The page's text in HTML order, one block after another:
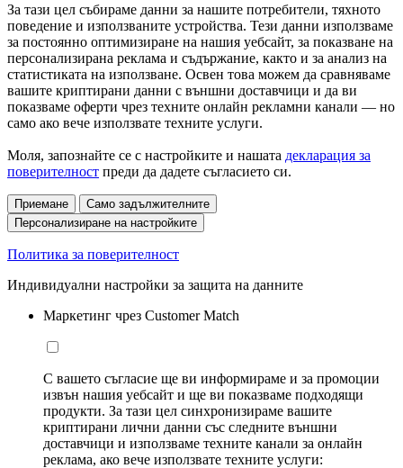
За тази цел събираме данни за нашите потребители, тяхното
поведение и използваните устройства. Тези данни използваме
за постоянно оптимизиране на нашия уебсайт, за показване на
персонализирана реклама и съдържание, както и за анализ на
статистиката на използване. Освен това можем да сравняваме
вашите криптирани данни с външни доставчици и да ви
показваме оферти чрез техните онлайн рекламни канали — но
само ако вече използвате техните услуги.
Моля, запознайте се с настройките и нашата декларация за
поверителност преди да дадете съгласието си.
Приемане
Само задължителните
Персонализиране на настройките
Политика за поверителност
Индивидуални настройки за защита на данните
Маркетинг чрез Customer Match
С вашето съгласие ще ви информираме и за промоции
извън нашия уебсайт и ще ви показваме подходящи
продукти. За тази цел синхронизираме вашите
криптирани лични данни със следните външни
доставчици и използваме техните канали за онлайн
реклама, ако вече използвате техните услуги: